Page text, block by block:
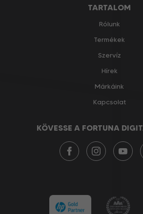
TARTALOM
Rólunk
Termékek
Szervíz
Hírek
Márkáink
Kapcsolat
KÖVESSE A FORTUNA